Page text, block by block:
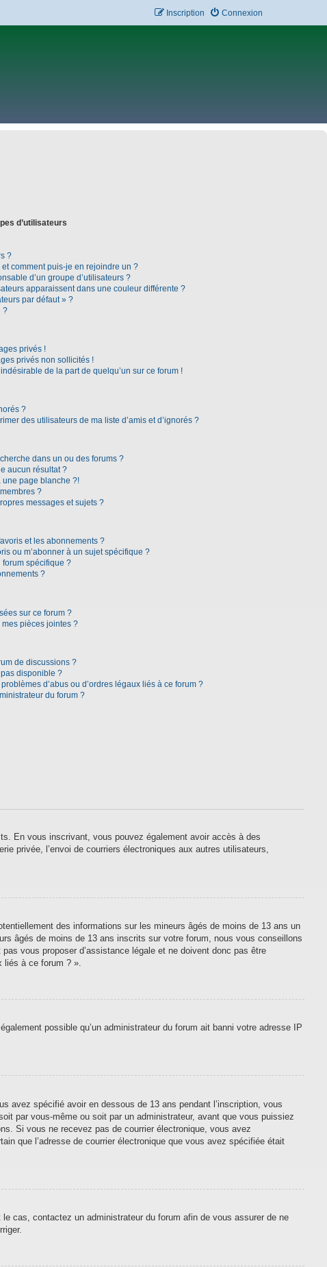
Connexion
Inscription
d’utilisateurs
?
comment puis-je en rejoindre un ?
d’un groupe d’utilisateurs ?
apparaissent dans une couleur différente ?
par défaut » ?
?
privés !
privés non sollicités !
de la part de quelqu’un sur ce forum !
?
des utilisateurs de ma liste d’amis et d’ignorés ?
dans un ou des forums ?
aucun résultat ?
une page blanche ?!
?
messages et sujets ?
et les abonnements ?
ou m’abonner à un sujet spécifique ?
forum spécifique ?
?
sur ce forum ?
pièces jointes ?
de discussions ?
disponible ?
d’abus ou d’ordres légaux liés à ce forum ?
du forum ?
En vous inscrivant, vous pouvez également avoir accès à des
privée, l’envoi de courriers électroniques aux autres utilisateurs,
des informations sur les mineurs âgés de moins de 13 ans un
âgés de moins de 13 ans inscrits sur votre forum, nous vous conseillons
vous proposer d’assistance légale et ne doivent donc pas être
liés à ce forum ? ».
possible qu’un administrateur du forum ait banni votre adresse IP
avez spécifié avoir en dessous de 13 ans pendant l’inscription, vous
par vous-même ou soit par un administrateur, avant que vous puissiez
Si vous ne recevez pas de courrier électronique, vous avez
que l’adresse de courrier électronique que vous avez spécifiée était
cas, contactez un administrateur du forum afin de vous assurer de ne